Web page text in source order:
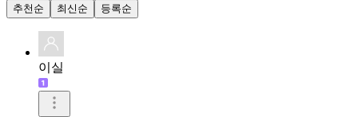
추천순
최신순 등록순
이실